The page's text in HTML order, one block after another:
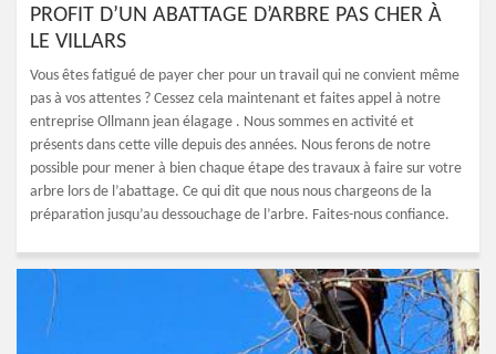
PROFIT D’UN ABATTAGE D’ARBRE PAS CHER À
LE VILLARS
Vous êtes fatigué de payer cher pour un travail qui ne convient même
pas à vos attentes ? Cessez cela maintenant et faites appel à notre
entreprise Ollmann jean élagage . Nous sommes en activité et
présents dans cette ville depuis des années. Nous ferons de notre
possible pour mener à bien chaque étape des travaux à faire sur votre
arbre lors de l’abattage. Ce qui dit que nous nous chargeons de la
préparation jusqu’au dessouchage de l’arbre. Faites-nous confiance.